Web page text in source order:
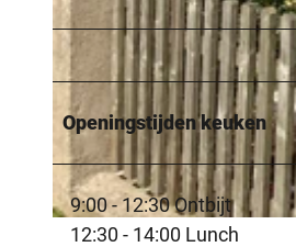
© Kreis Paderborn | Wirtschaft & Tourismus |
Openingstijden keuken
9:00 - 12:30 Ontbijt
12:30 - 14:00 Lunch